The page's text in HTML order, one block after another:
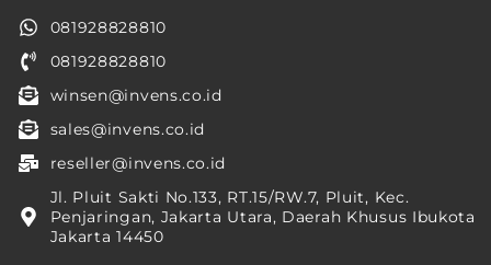
081928828810
081928828810
winsen@invens.co.id
sales@invens.co.id
reseller@invens.co.id
Jl. Pluit Sakti No.133, RT.15/RW.7, Pluit, Kec.
Penjaringan, Jakarta Utara, Daerah Khusus Ibukota
Jakarta 14450